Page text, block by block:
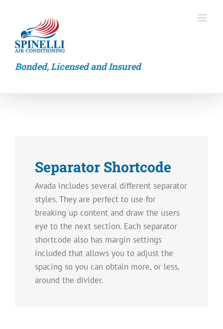
Bonded, Licensed and Insured
Separator Shortcode
Avada includes several different separator
styles. They are perfect to use for
breaking up content and draw the users
eye to the next section. Each separator
shortcode also has margin settings
included that allows you to adjust the
spacing so you can obtain more, or less,
around the divider.